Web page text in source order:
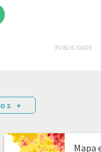
PUBLICIDADE
+
Mapa